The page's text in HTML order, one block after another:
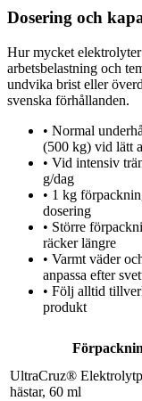
Dosering och
Hur mycket
arbetsbelastning och
undvika brist eller
svenska förhållanden.
• Normal
(500 kg) vid lätt
• Vid intensiv
g/dag
• 1 kg
dosering
• Större
räcker längre
• Varmt väder
anpassa efter
• Följ alltid
produkt
UltraCruz®
hästar, 60 ml